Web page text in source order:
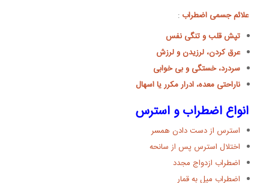
علائم جسمی اضطراب :
تپش قلب و تنگی نفس
عرق کردن، لرزیدن و لرزش
سردرد، خستگی و بی خوابی
ناراحتی معده، ادرار مکرر یا اسهال
انواع اضطراب و استرس
استرس از دست دادن همسر
اختلال استرس پس از سانحه
اضطراب ازدواج مجدد
اضطراب میل به قمار